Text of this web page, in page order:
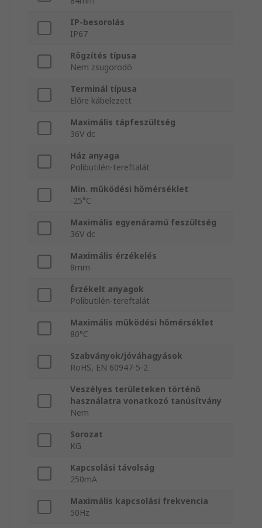
IP-besorolás
IP67
Rögzítés típusa
Nem zsugorodó
Terminál típusa
Előre kábelezett
Maximális tápfeszültség
36V dc
Ház anyaga
Polibutilén-tereftalát
Min. működési hőmérséklet
-25°C
Maximális egyenáramú feszültség
36V dc
Maximális érzékelés
8mm
Érzékelt anyagok
Polibutilén-tereftalát
Maximális működési hőmérséklet
80°C
Szabványok/jóváhagyások
RoHS, EN 60947-5-2
Veszélyes területeken történő
használatra vonatkozó tanúsítvány
Nem
Sorozat
KG
Kapcsolási távolság
250mA
Maximális kapcsolási frekvencia
50Hz